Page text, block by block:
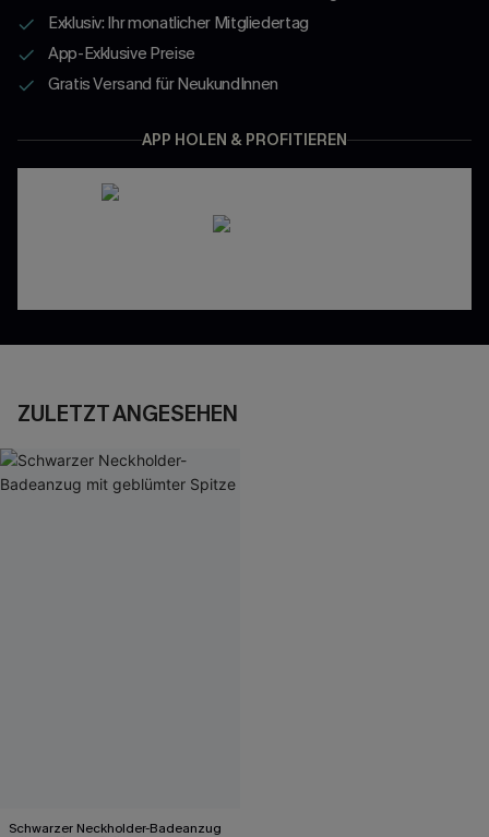
Exklusiv: Ihr monatlicher Mitgliedertag
App-Exklusive Preise
Gratis Versand für NeukundInnen
APP HOLEN & PROFITIEREN
ZULETZT ANGESEHEN
Schwarzer Neckholder-Badeanzug